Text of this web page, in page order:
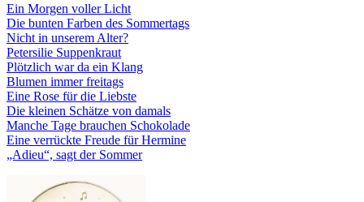
Ein Morgen voller Licht
Die bunten Farben des Sommertags
Nicht in unserem Alter?
Petersilie Suppenkraut
Plötzlich war da ein Klang
Blumen immer freitags
Eine Rose für die Liebste
Die kleinen Schätze von damals
Manche Tage brauchen Schokolade
Eine verrückte Freude für Hermine
„Adieu“, sagt der Sommer